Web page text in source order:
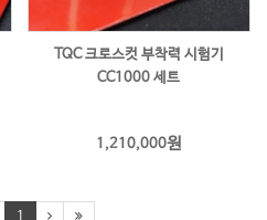
TQC 크로스컷 부착력 시험기
CC1000 세트
1,210,000원
1